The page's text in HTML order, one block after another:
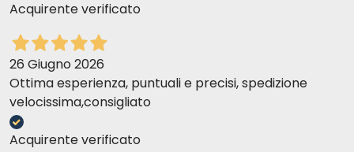
Acquirente verificato
26 Giugno 2026
Ottima esperienza, puntuali e precisi, spedizione
velocissima,consigliato
Acquirente verificato